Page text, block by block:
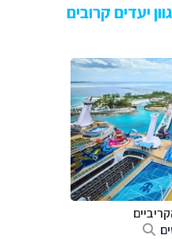
יעדים קרובים